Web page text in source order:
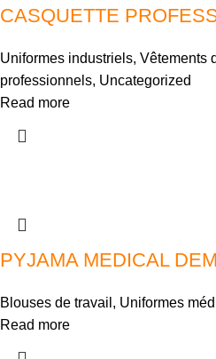
CASQUETTE
Uniformes industriels, Vêtements
professionnels, Uncategorized
Read more
PYJAMA MEDICAL
Blouses de travail , Uniformes
Read more